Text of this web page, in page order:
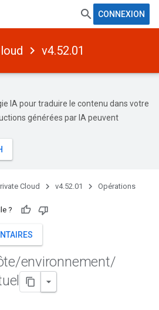
CONNEXION
v4.52.01
IA pour traduire le contenu dans votre
générées par IA peuvent
Cloud v4.52.01 Opérations
?
/environnement/